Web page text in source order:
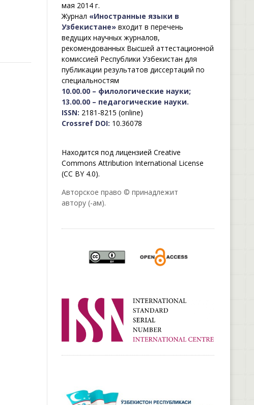
мая 2014 г.
Журнал «Иностранные языки в
Узбекистане»входит в перечень
ведущих научных журналов,
рекомендованных Высшей аттестационной
комиссией Республики Узбекистан для
публикации результатов диссертаций по
специальностям
10.00.00 – филологические науки;
13.00.00 – педагогические науки.
ISSN: 2181-8215 (online)
Crossref DOI: 10.36078
Находится под лицензией Creative
Commons Attribution International License
(CC BY 4.0).
Авторское право © принадлежит
автору (-ам).